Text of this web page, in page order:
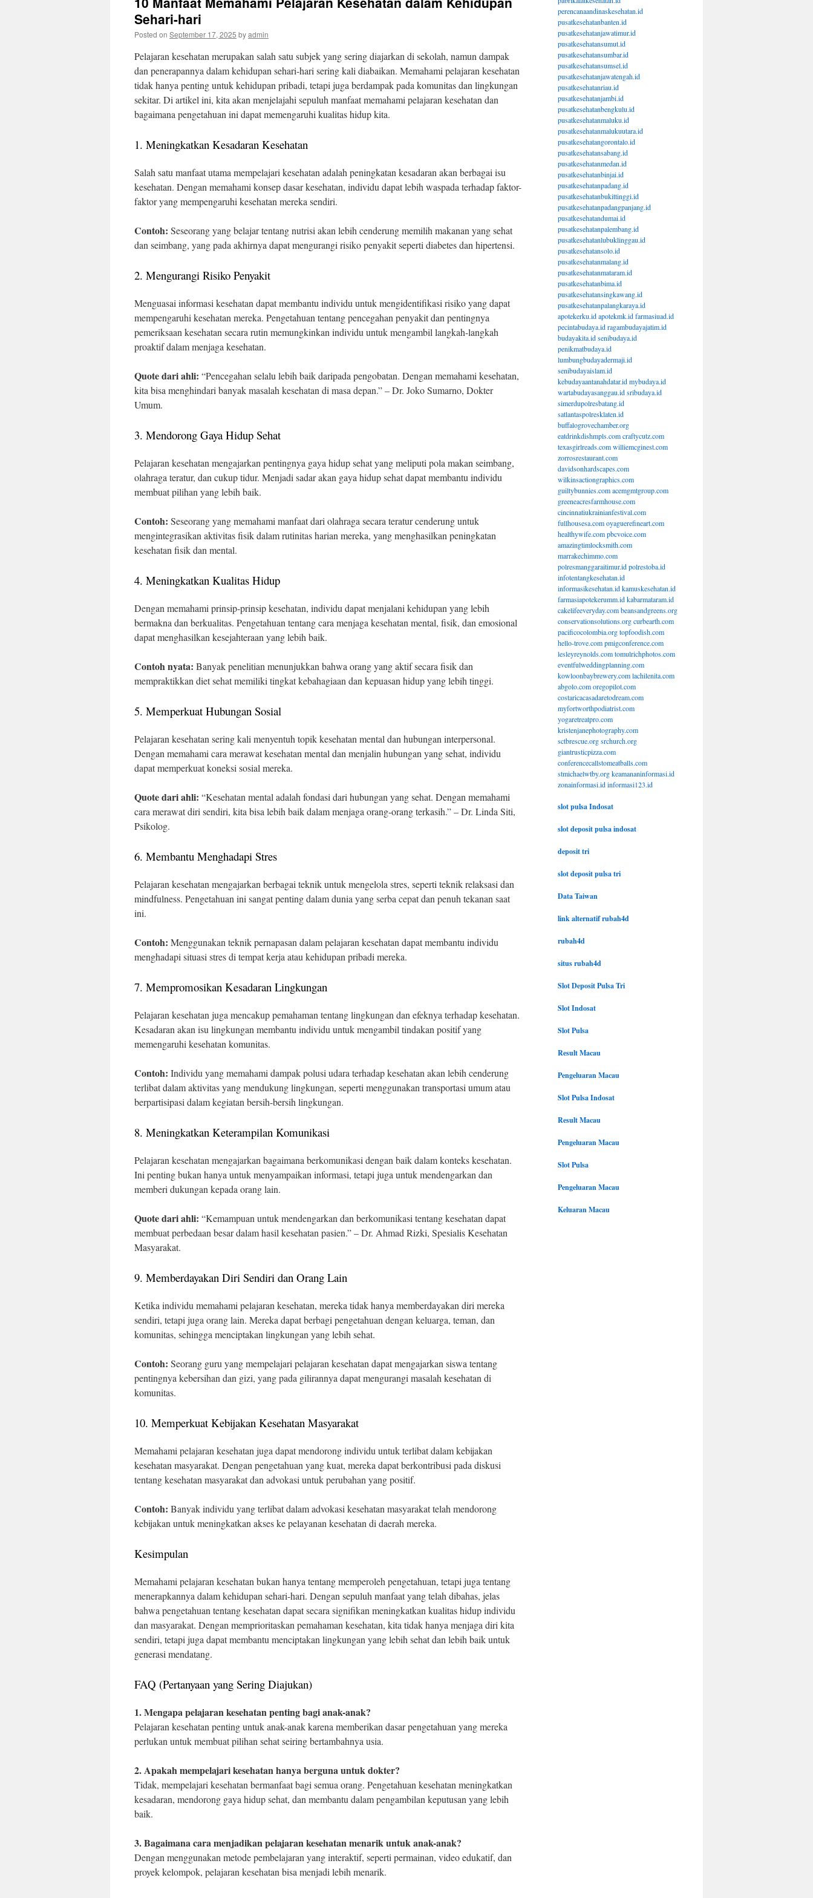
Sehari-hari
Posted on September 17, 2025 byadmin
Pelajaran kesehatan merupakan salah satu subjek yang sering diajarkan di sekolah, namun dampak
dan penerapannya dalam kehidupan sehari-hari sering kali diabaikan. Memahami pelajaran kesehatan
tidak hanya penting untuk kehidupan pribadi, tetapi juga berdampak pada komunitas dan lingkungan
sekitar. Di artikel ini, kita akan menjelajahi sepuluh manfaat memahami pelajaran kesehatan dan
bagaimana pengetahuan ini dapat memengaruhi kualitas hidup kita.
1. Meningkatkan Kesadaran Kesehatan
Salah satu manfaat utama mempelajari kesehatan adalah peningkatan kesadaran akan berbagai isu
kesehatan. Dengan memahami konsep dasar kesehatan, individu dapat lebih waspada terhadap faktor-
faktor yang mempengaruhi kesehatan mereka sendiri.
Contoh: Seseorang yang belajar tentang nutrisi akan lebih cenderung memilih makanan yang sehat
dan seimbang, yang pada akhirnya dapat mengurangi risiko penyakit seperti diabetes dan hipertensi.
2. Mengurangi Risiko Penyakit
Menguasai informasi kesehatan dapat membantu individu untuk mengidentifikasi risiko yang dapat
mempengaruhi kesehatan mereka. Pengetahuan tentang pencegahan penyakit dan pentingnya
pemeriksaan kesehatan secara rutin memungkinkan individu untuk mengambil langkah-langkah
proaktif dalam menjaga kesehatan.
Quote dari ahli: “Pencegahan selalu lebih baik daripada pengobatan. Dengan memahami kesehatan,
kita bisa menghindari banyak masalah kesehatan di masa depan.” – Dr. Joko Sumarno, Dokter
Umum.
3. Mendorong Gaya Hidup Sehat
Pelajaran kesehatan mengajarkan pentingnya gaya hidup sehat yang meliputi pola makan seimbang,
olahraga teratur, dan cukup tidur. Menjadi sadar akan gaya hidup sehat dapat membantu individu
membuat pilihan yang lebih baik.
Contoh: Seseorang yang memahami manfaat dari olahraga secara teratur cenderung untuk
mengintegrasikan aktivitas fisik dalam rutinitas harian mereka, yang menghasilkan peningkatan
kesehatan fisik dan mental.
4. Meningkatkan Kualitas Hidup
Dengan memahami prinsip-prinsip kesehatan, individu dapat menjalani kehidupan yang lebih
bermakna dan berkualitas. Pengetahuan tentang cara menjaga kesehatan mental, fisik, dan emosional
dapat menghasilkan kesejahteraan yang lebih baik.
Contoh nyata: Banyak penelitian menunjukkan bahwa orang yang aktif secara fisik dan
mempraktikkan diet sehat memiliki tingkat kebahagiaan dan kepuasan hidup yang lebih tinggi.
5. Memperkuat Hubungan Sosial
Pelajaran kesehatan sering kali menyentuh topik kesehatan mental dan hubungan interpersonal.
Dengan memahami cara merawat kesehatan mental dan menjalin hubungan yang sehat, individu
dapat memperkuat koneksi sosial mereka.
Quote dari ahli: “Kesehatan mental adalah fondasi dari hubungan yang sehat. Dengan memahami
cara merawat diri sendiri, kita bisa lebih baik dalam menjaga orang-orang terkasih.” – Dr. Linda Siti,
Psikolog.
6. Membantu Menghadapi Stres
Pelajaran kesehatan mengajarkan berbagai teknik untuk mengelola stres, seperti teknik relaksasi dan
mindfulness. Pengetahuan ini sangat penting dalam dunia yang serba cepat dan penuh tekanan saat
ini.
Contoh: Menggunakan teknik pernapasan dalam pelajaran kesehatan dapat membantu individu
menghadapi situasi stres di tempat kerja atau kehidupan pribadi mereka.
7. Mempromosikan Kesadaran Lingkungan
Pelajaran kesehatan juga mencakup pemahaman tentang lingkungan dan efeknya terhadap kesehatan.
Kesadaran akan isu lingkungan membantu individu untuk mengambil tindakan positif yang
memengaruhi kesehatan komunitas.
Contoh: Individu yang memahami dampak polusi udara terhadap kesehatan akan lebih cenderung
terlibat dalam aktivitas yang mendukung lingkungan, seperti menggunakan transportasi umum atau
berpartisipasi dalam kegiatan bersih-bersih lingkungan.
8. Meningkatkan Keterampilan Komunikasi
Pelajaran kesehatan mengajarkan bagaimana berkomunikasi dengan baik dalam konteks kesehatan.
Ini penting bukan hanya untuk menyampaikan informasi, tetapi juga untuk mendengarkan dan
memberi dukungan kepada orang lain.
Quote dari ahli: “Kemampuan untuk mendengarkan dan berkomunikasi tentang kesehatan dapat
membuat perbedaan besar dalam hasil kesehatan pasien.” – Dr. Ahmad Rizki, Spesialis Kesehatan
Masyarakat.
9. Memberdayakan Diri Sendiri dan Orang Lain
Ketika individu memahami pelajaran kesehatan, mereka tidak hanya memberdayakan diri mereka
sendiri, tetapi juga orang lain. Mereka dapat berbagi pengetahuan dengan keluarga, teman, dan
komunitas, sehingga menciptakan lingkungan yang lebih sehat.
Contoh: Seorang guru yang mempelajari pelajaran kesehatan dapat mengajarkan siswa tentang
pentingnya kebersihan dan gizi, yang pada gilirannya dapat mengurangi masalah kesehatan di
komunitas.
10. Memperkuat Kebijakan Kesehatan Masyarakat
Memahami pelajaran kesehatan juga dapat mendorong individu untuk terlibat dalam kebijakan
kesehatan masyarakat. Dengan pengetahuan yang kuat, mereka dapat berkontribusi pada diskusi
tentang kesehatan masyarakat dan advokasi untuk perubahan yang positif.
Contoh: Banyak individu yang terlibat dalam advokasi kesehatan masyarakat telah mendorong
kebijakan untuk meningkatkan akses ke pelayanan kesehatan di daerah mereka.
Kesimpulan
Memahami pelajaran kesehatan bukan hanya tentang memperoleh pengetahuan, tetapi juga tentang
menerapkannya dalam kehidupan sehari-hari. Dengan sepuluh manfaat yang telah dibahas, jelas
bahwa pengetahuan tentang kesehatan dapat secara signifikan meningkatkan kualitas hidup individu
dan masyarakat. Dengan memprioritaskan pemahaman kesehatan, kita tidak hanya menjaga diri kita
sendiri, tetapi juga dapat membantu menciptakan lingkungan yang lebih sehat dan lebih baik untuk
generasi mendatang.
FAQ (Pertanyaan yang Sering Diajukan)
1. Mengapa pelajaran kesehatan penting bagi anak-anak?
Pelajaran kesehatan penting untuk anak-anak karena memberikan dasar pengetahuan yang mereka
perlukan untuk membuat pilihan sehat seiring bertambahnya usia.
2. Apakah mempelajari kesehatan hanya berguna untuk dokter?
Tidak, mempelajari kesehatan bermanfaat bagi semua orang. Pengetahuan kesehatan meningkatkan
kesadaran, mendorong gaya hidup sehat, dan membantu dalam pengambilan keputusan yang lebih
baik.
3. Bagaimana cara menjadikan pelajaran kesehatan menarik untuk anak-anak?
Dengan menggunakan metode pembelajaran yang interaktif, seperti permainan, video edukatif, dan
proyek kelompok, pelajaran kesehatan bisa menjadi lebih menarik.
perencanaandinaskesehatan.id
pusatkesehatanbanten.id
pusatkesehatanjawatimur.id
pusatkesehatansumut.id
pusatkesehatansumbar.id
pusatkesehatansumsel.id
pusatkesehatanjawatengah.id
pusatkesehatanriau.id
pusatkesehatanjambi.id
pusatkesehatanbengkulu.id
pusatkesehatanmaluku.id
pusatkesehatanmalukuutara.id
pusatkesehatangorontalo.id
pusatkesehatansabang.id
pusatkesehatanmedan.id
pusatkesehatanbinjai.id
pusatkesehatanpadang.id
pusatkesehatanbukittinggi.id
pusatkesehatanpadangpanjang.id
pusatkesehatandumai.id
pusatkesehatanpalembang.id
pusatkesehatanlubuklinggau.id
pusatkesehatansolo.id
pusatkesehatanmalang.id
pusatkesehatanmataram.id
pusatkesehatanbima.id
pusatkesehatansingkawang.id
pusatkesehatanpalangkaraya.id
apotekerku.idapotekmk.idfarmasiuad.id
pecintabudaya.idragambudayajatim.id
budayakita.idsenibudaya.id
penikmatbudaya.id
lumbungbudayadermaji.id
senibudayaislam.id
kebudayaantanahdatar.idmybudaya.id
wartabudayasanggau.idsribudaya.id
simerdupolresbatang.id
satlantaspolresklaten.id
buffalogrovechamber.org
eatdrinkdishmpls.comcraftycutz.com
texasgirlreads.comwilliemcginest.com
zorrosrestaurant.com
davidsonhardscapes.com
wilkinsactiongraphics.com
guiltybunnies.comacemgmtgroup.com
greeneacresfarmhouse.com
cincinnatiukrainianfestival.com
fullhousesa.comoyaguerefineart.com
healthywife.compbcvoice.com
amazingtimlocksmith.com
marrakechimmo.com
polresmanggaraitimur.idpolrestoba.id
infotentangkesehatan.id
informasikesehatan.idkamuskesehatan.id
farmasiapotekerumm.idkabarmataram.id
cakelifeeveryday.combeansandgreens.org
conservationsolutions.orgcurbearth.com
pacificocolombia.orgtopfoodish.com
hello-trove.compmigconference.com
lesleyreynolds.comtomulrichphotos.com
eventfulweddingplanning.com
kowloonbaybrewery.comlachilenita.com
abgolo.comoregopilot.com
costaricacasadaretodream.com
myfortworthpodiatrist.com
yogaretreatpro.com
kristenjanephotography.com
sctbrescue.orgsrchurch.org
giantrusticpizza.com
conferencecallstomeatballs.com
stmichaelwtby.orgkeamananinformasi.id
zonainformasi.idinformasi123.id
slot pulsa Indosat
slot deposit pulsa indosat
deposit tri
slot deposit pulsa tri
Data Taiwan
link alternatif rubah4d
rubah4d
situs rubah4d
Slot Deposit Pulsa Tri
Slot Indosat
Slot Pulsa
Result Macau
Pengeluaran Macau
Slot Pulsa Indosat
Result Macau
Pengeluaran Macau
Slot Pulsa
Pengeluaran Macau
Keluaran Macau